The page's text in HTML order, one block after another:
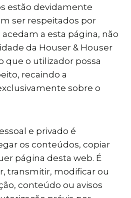
estão devidamente
ser respeitados por
a esta página, não
da Houser & Houser
que o utilizador possa
recaindo a
sobre o
e privado é
os conteúdos, copiar
página desta web. É
transmitir, modificar ou
conteúdo ou avisos